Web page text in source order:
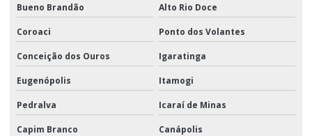
Bueno Brandão Alto Rio Doce
Coroaci Ponto dos Volantes
Conceição dos Ouros Igaratinga
Eugenópolis Itamogi
Pedralva Icaraí de Minas
Capim Branco Canápolis